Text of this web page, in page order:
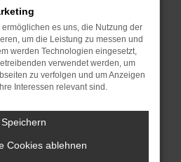
neu.
helfen, vorübergehende
dein Browser und dein
dem neuesten Stand
kann auch dazu
es uns, die Nutzung der
um die Leistung zu messen und
werden Technologien eingesetzt,
verwendet werden, um
zu verfolgen und um Anzeigen
Interessen relevant sind.
Speichern
Cookies ablehnen